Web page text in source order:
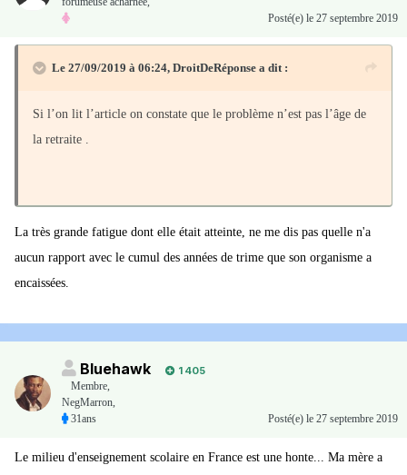
Posté(e) le 27 septembre 2019
Le 27/09/2019 à 06:24, DroitDeRéponse a dit :
Si l’on lit l’article on constate que le problème n’est pas l’âge de
la retraite .
La très grande fatigue dont elle était atteinte, ne me dis pas quelle n'a
aucun rapport avec le cumul des années de trime que son organisme a
encaissées.
Bluehawk
1 405
Membre,
NegMarron,
31ans
Posté(e) le 27 septembre 2019
Le milieu d'enseignement scolaire en France est une honte... Ma mère a